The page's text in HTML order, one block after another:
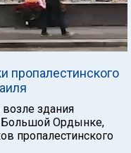
пропалестинского
возле здания
Большой Ордынке,
пропалестинского